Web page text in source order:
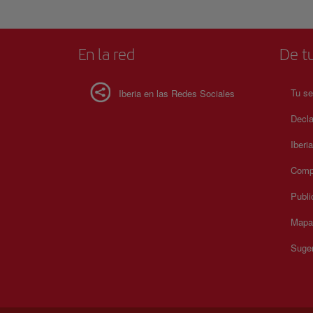
En la red
Iberia en las Redes Sociales
De
Tu